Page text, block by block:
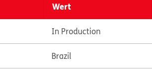
Wert
In Production
Brazil